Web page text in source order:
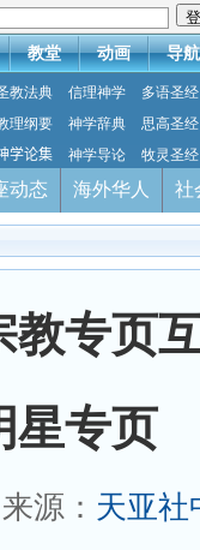
教堂 动画 导航
教法典 信理神学
多语圣经
理纲要 神学辞典
思高圣经
学论集 神学导论 牧灵圣经
动态 海外华人 社
教专页
星专页
源： 天亚社